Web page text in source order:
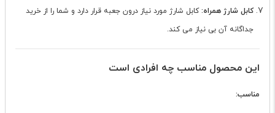
کابل شارژ همراه:کابل شارژ مورد نیاز درون جعبه قرار دارد و شما را از خرید
جداگانه آن بی نیاز می کند.
این محصول مناسب چه افرادی است
مناسب: